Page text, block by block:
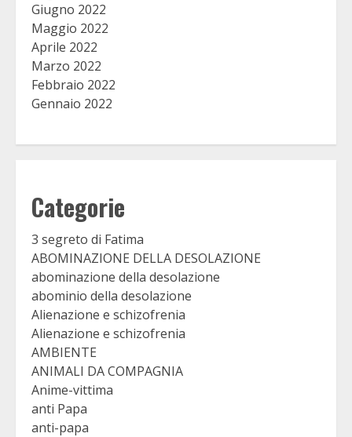
Giugno 2022
Maggio 2022
Aprile 2022
Marzo 2022
Febbraio 2022
Gennaio 2022
Categorie
3 segreto di Fatima
ABOMINAZIONE DELLA DESOLAZIONE
abominazione della desolazione
abominio della desolazione
Alienazione e schizofrenia
Alienazione e schizofrenia
AMBIENTE
ANIMALI DA COMPAGNIA
Anime-vittima
anti Papa
anti-papa